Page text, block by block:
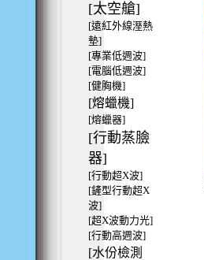
[太空艙]
[遠紅外線溼熱
墊]
[專業低週波]
[電腦低週波]
[健胸機]
[熔蠟機]
[熔蠟器]
[行動蒸臉
器]
[行動超X波]
[鏟型行動超X
波]
[超X波動力光]
[行動高週波]
[水份檢測